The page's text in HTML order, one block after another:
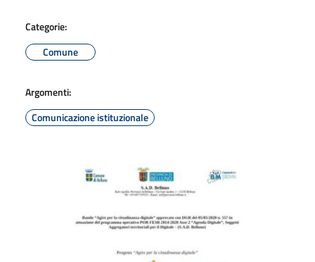
Categorie:
Comune
Argomenti:
Comunicazione istituzionale